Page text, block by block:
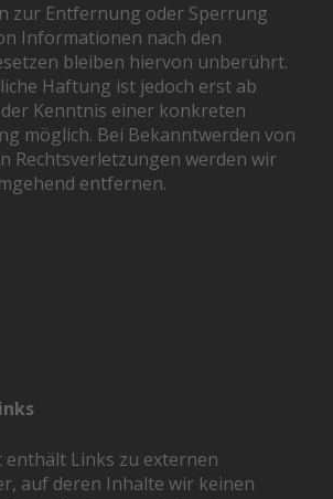
zur Entfernung oder Sperrung
Informationen nach den
bleiben hiervon unberührt.
Haftung ist jedoch erst ab
Kenntnis einer konkreten
möglich. Bei Bekanntwerden von
Rechtsverletzungen werden wir
entfernen.
enthält Links zu externen
auf deren Inhalte wir keinen